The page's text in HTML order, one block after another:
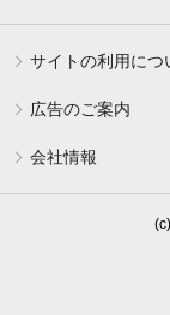
サイトの利用につ
広告のご案内
会社情報